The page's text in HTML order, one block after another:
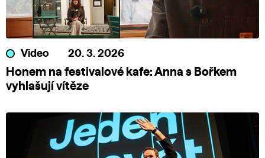
Video 20. 3. 2026
Honem na festivalové kafe: Anna s Bořkem
vyhlašují vítěze